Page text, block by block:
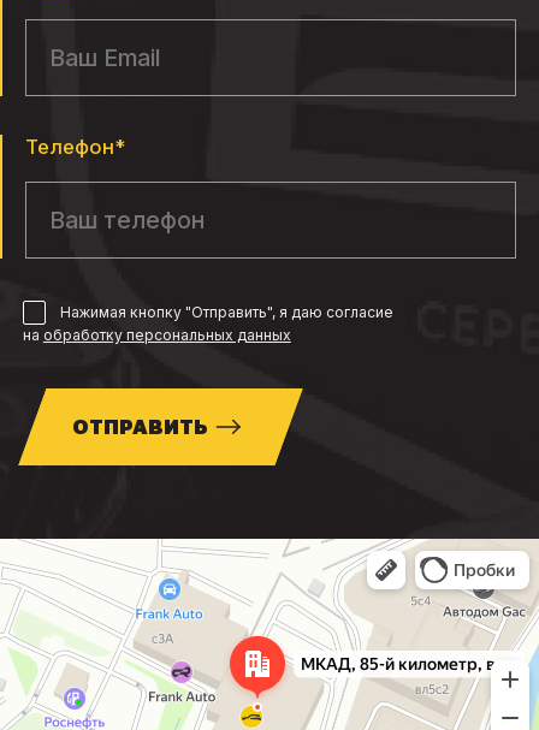
Телефон*
Нажимая кнопку "Отправить", я даю согласие
на обработку персональных данных
ОТПРАВИТЬ
Москва
МКАД, 85-й километр, вл3с1 — Яндекс Карты